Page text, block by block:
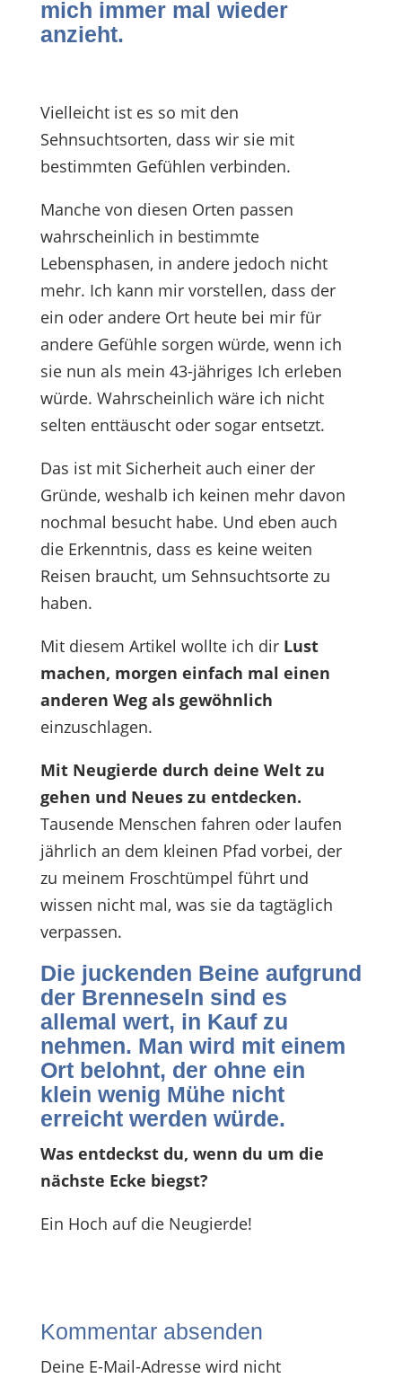
mich immer mal wieder
anzieht.
Vielleicht ist es so mit den
Sehnsuchtsorten, dass wir sie mit
bestimmten Gefühlen verbinden.
Manche von diesen Orten passen
wahrscheinlich in bestimmte
Lebensphasen, in andere jedoch nicht
mehr. Ich kann mir vorstellen, dass der
ein oder andere Ort heute bei mir für
andere Gefühle sorgen würde, wenn ich
sie nun als mein 43-jähriges Ich erleben
würde. Wahrscheinlich wäre ich nicht
selten enttäuscht oder sogar entsetzt.
Das ist mit Sicherheit auch einer der
Gründe, weshalb ich keinen mehr davon
nochmal besucht habe. Und eben auch
die Erkenntnis, dass es keine weiten
Reisen braucht, um Sehnsuchtsorte zu
haben.
Mit diesem Artikel wollte ich dirLust
machen, morgen einfach mal einen
anderen Weg als gewöhnlich
einzuschlagen.
Mit Neugierde durch deine Welt zu
gehen und Neues zu entdecken.
Tausende Menschen fahren oder laufen
jährlich an dem kleinen Pfad vorbei, der
zu meinem Froschtümpel führt und
wissen nicht mal, was sie da tagtäglich
verpassen.
Die juckenden Beine aufgrund
der Brenneseln sind es
allemal wert, in Kauf zu
nehmen. Man wird mit einem
Ort belohnt, der ohne ein
klein wenig Mühe nicht
erreicht werden würde.
Was entdeckst du, wenn du um die
nächste Ecke biegst?
Ein Hoch auf die Neugierde!
Kommentar absenden
Deine E-Mail-Adresse wird nicht